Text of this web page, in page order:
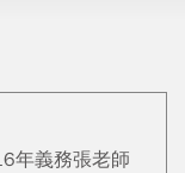
年義務張老師